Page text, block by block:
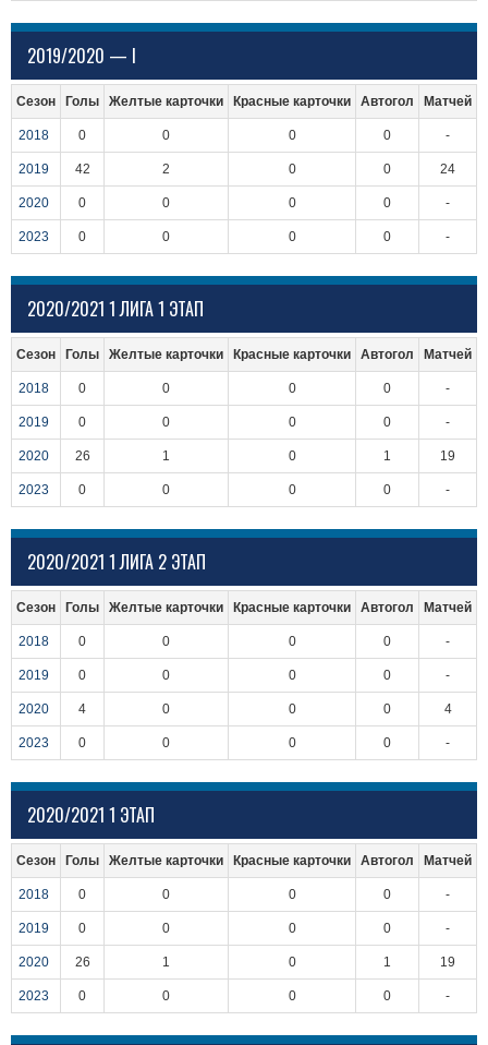
2019/2020 — I
Сезон Голы Желтые карточки Красные карточки Автогол Матчей
2018 0 0 0 0 -
2019 42 2 0 0 24
2020 0 0 0 0 -
2023 0 0 0 0 -
2020/2021 1 ЛИГА 1 ЭТАП
Сезон Голы Желтые карточки Красные карточки Автогол Матчей
2018 0 0 0 0 -
2019 0 0 0 0 -
2020 26 1 0 1 19
2023 0 0 0 0 -
2020/2021 1 ЛИГА 2 ЭТАП
Сезон Голы Желтые карточки Красные карточки Автогол Матчей
2018 0 0 0 0 -
2019 0 0 0 0 -
2020 4 0 0 0 4
2023 0 0 0 0 -
2020/2021 1 ЭТАП
Сезон Голы Желтые карточки Красные карточки Автогол Матчей
2018 0 0 0 0 -
2019 0 0 0 0 -
2020 26 1 0 1 19
2023 0 0 0 0 -